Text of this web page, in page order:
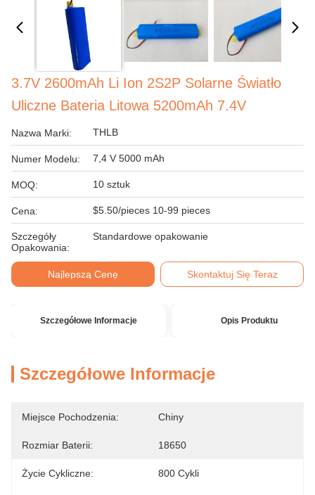
3.7V 2600mAh Li Ion 2S2P Solarne Światło
Uliczne Bateria Litowa 5200mAh 7.4V
Nazwa Marki: THLB
Numer Modelu: 7,4 V 5000 mAh
MOQ: 10 sztuk
Cena: $5.50/pieces 10-99 pieces
Szczegóły
Opakowania:
Standardowe opakowanie
Najlepszą Cenę Skontaktuj Się Teraz
Szczegółowe Informacje Opis Produktu
Szczegółowe Informacje
Miejsce Pochodzenia: Chiny
Rozmiar Baterii: 18650
Życie Cykliczne: 800 Cykli